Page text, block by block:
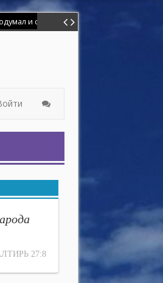
и сделал глупость. Я баловался
27:8